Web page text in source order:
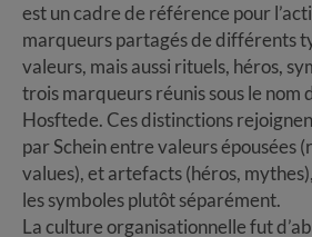
est un cadre de référence pour
marqueurs partagés de différents
valeurs, mais aussi rituels, héros,
trois marqueurs réunis sous le nom
Hosftede. Ces distinctions
par Schein entre valeurs épousées
values), et artefacts (héros,
les symboles plutôt séparément.
La culture organisationnelle fut